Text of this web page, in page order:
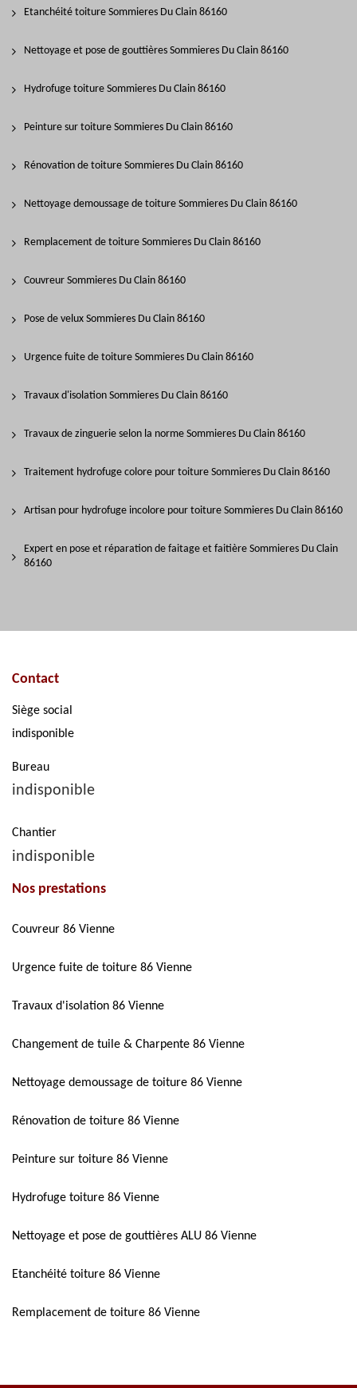
Etanchéité toiture Sommieres Du Clain 86160
Nettoyage et pose de gouttières Sommieres Du Clain 86160
Hydrofuge toiture Sommieres Du Clain 86160
Peinture sur toiture Sommieres Du Clain 86160
Rénovation de toiture Sommieres Du Clain 86160
Nettoyage demoussage de toiture Sommieres Du Clain 86160
Remplacement de toiture Sommieres Du Clain 86160
Couvreur Sommieres Du Clain 86160
Pose de velux Sommieres Du Clain 86160
Urgence fuite de toiture Sommieres Du Clain 86160
Travaux d'isolation Sommieres Du Clain 86160
Travaux de zinguerie selon la norme Sommieres Du Clain 86160
Traitement hydrofuge colore pour toiture Sommieres Du Clain 86160
Artisan pour hydrofuge incolore pour toiture Sommieres Du Clain 86160
Expert en pose et réparation de faitage et faitière Sommieres Du Clain
86160
Contact
Siège social
indisponible
Bureau
indisponible
Chantier
indisponible
Nos prestations
Couvreur 86 Vienne
Urgence fuite de toiture 86 Vienne
Travaux d'isolation 86 Vienne
Changement de tuile & Charpente 86 Vienne
Nettoyage demoussage de toiture 86 Vienne
Rénovation de toiture 86 Vienne
Peinture sur toiture 86 Vienne
Hydrofuge toiture 86 Vienne
Nettoyage et pose de gouttières ALU 86 Vienne
Etanchéité toiture 86 Vienne
Remplacement de toiture 86 Vienne